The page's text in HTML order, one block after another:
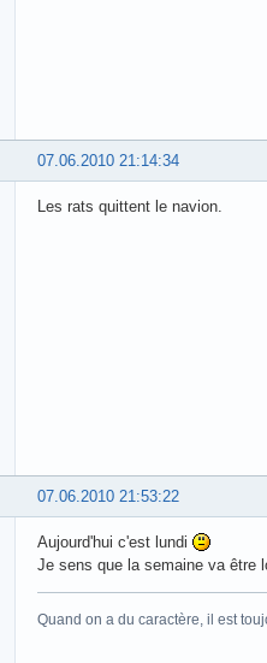
07.06.2010 21:14:34
Les rats quittent le navion.
07.06.2010 21:53:22
Aujourd'hui c'est lundi
Je sens que la semaine va être
Quand on a du caractère, il est